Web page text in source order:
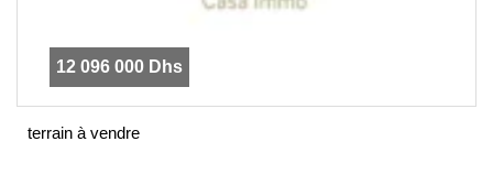
12 096 000 Dhs
terrain à vendre